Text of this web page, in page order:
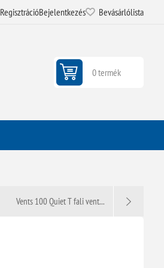
RegisztrációBejelentkezés Bevásárlólista
0 termék
Vents 100 Quiet T fali vent...